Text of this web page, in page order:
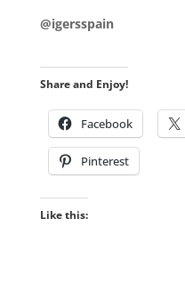
@igersspain
Share and Enjoy!
Facebook
Pinterest
Like this: